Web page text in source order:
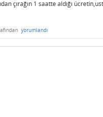
çırağın 1 saatte aldığı
yorumlandı